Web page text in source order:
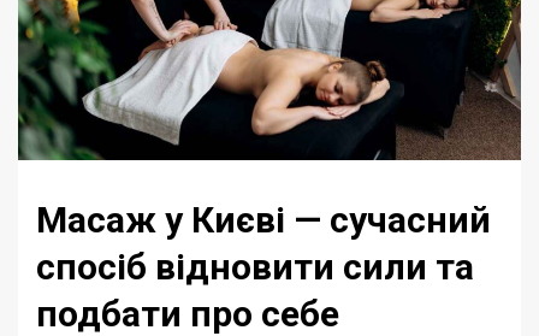
Масаж у Києві — сучасний
спосіб відновити сили та
подбати про себе